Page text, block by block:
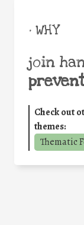
• WHY
join
Check out
themes:
Thematic